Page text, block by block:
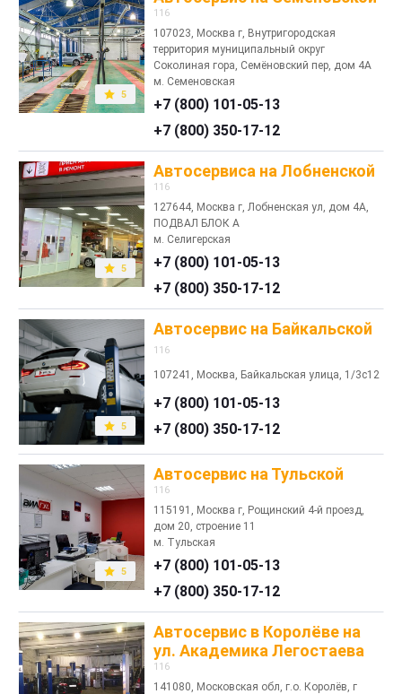
5
116
107023, Москва г, Внутригородская
территория муниципальный округ
Соколиная гора, Семёновский пер, дом 4А
м. Семеновская
+7 (800) 101-05-13
+7 (800) 350-17-12
5
Автосервиса на Лобненской
116
127644, Москва г, Лобненская ул, дом 4А,
ПОДВАЛ БЛОК А
м. Селигерская
+7 (800) 101-05-13
+7 (800) 350-17-12
5
Автосервис на Байкальской
116
107241, Москва, Байкальская улица, 1/3с12
+7 (800) 101-05-13
+7 (800) 350-17-12
5
Автосервис на Тульской
116
115191, Москва г, Рощинский 4-й проезд,
дом 20, строение 11
м. Тульская
+7 (800) 101-05-13
+7 (800) 350-17-12
Автосервис в Королёве на
ул. Академика Легостаева
116
141080, Московская обл, г.о. Королёв, г